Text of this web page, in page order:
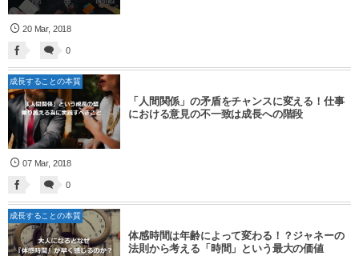
20 Mar, 2018
0
成長することの本質
「人間関係」の矛盾をチャンスに変える！仕事
における意見の不一致は成長への階段
07 Mar, 2018
0
成長することの本質
体感時間は年齢によって変わる！？ジャネーの
法則から考える「時間」という最大の価値